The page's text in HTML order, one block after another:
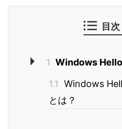
目次
1 Windows Hello
1.1 Windows
とは？